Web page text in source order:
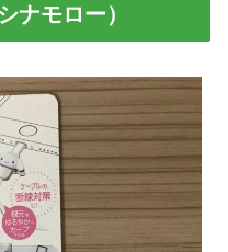
ナモロー）